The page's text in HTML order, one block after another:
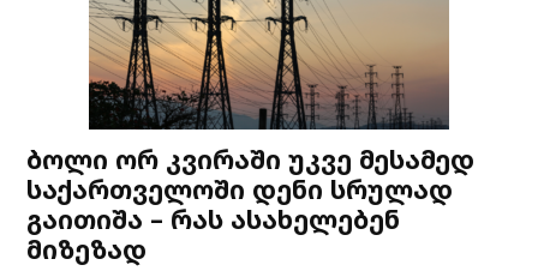
ბოლი ორ კვირაში უკვე მესამედ
საქართველოში დენი სრულად
გაითიშა – რას ასახელებენ
მიზეზად